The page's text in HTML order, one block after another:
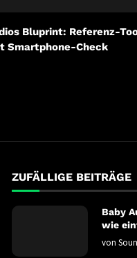
Bluprint: Referenz-
Smartphone-Check
ZUFÄLLIGE BEITRÄGE
Baby
wie
von